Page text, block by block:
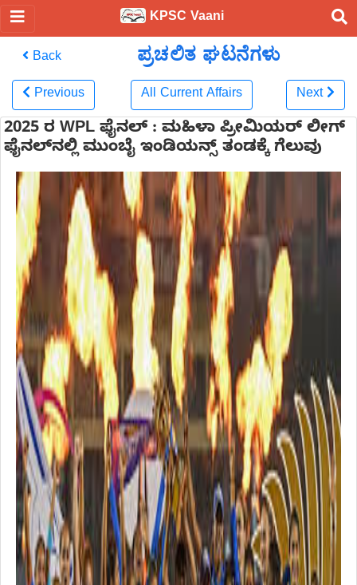
KPSC Vaani
Back ಪ್ರಚಲಿತ ಘಟನೆಗಳು
Previous All Current Affairs Next
2025 ರ WPL ಫೈನಲ್‌ : ಮಹಿಳಾ ಪ್ರೀಮಿಯರ್ ಲೀಗ್
ಫೈನಲ್‌ನಲ್ಲಿ ಮುಂಬೈ ಇಂಡಿಯನ್ಸ್ ತಂಡಕ್ಕೆ ಗೆಲುವು